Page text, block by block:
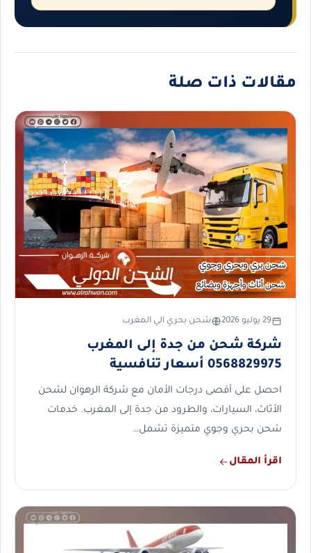
مقالات ذات صلة
29 يوليو 2026 شحن بحري الي المغرب
شركة شحن من جدة إلى المغرب
0568829975 أسعار تنافسية
احصل على أقصى درجات الأمان مع شركة الرهوان لشحن
الأثاث، السيارات، والطرود من جدة إلى المغرب. خدمات
شحن بحري وجوي متميزة تشمل…
اقرأ المقال